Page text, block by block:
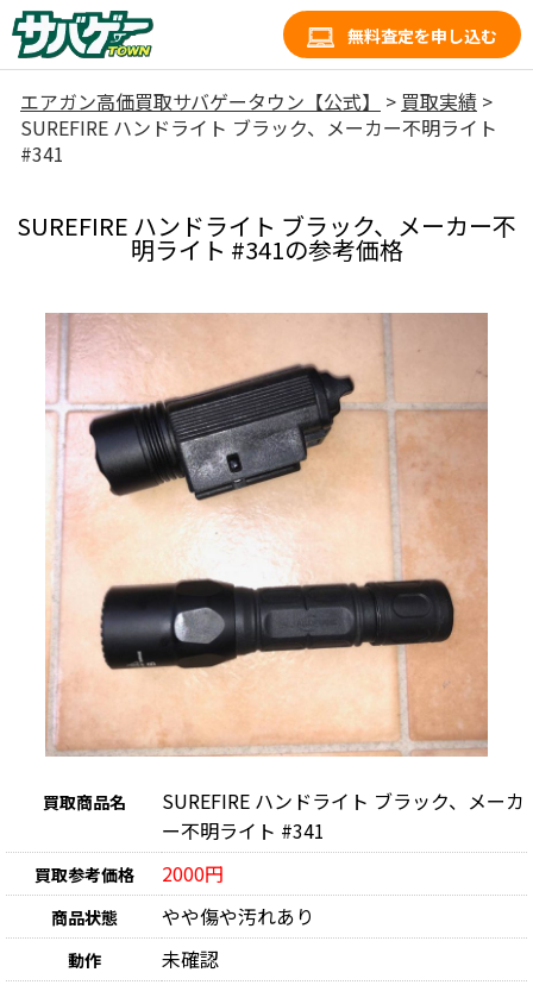
無料査定を申し込む
エアガン高価買取サバゲータウン【公式】 > 買取実績 >
SUREFIRE ハンドライト ブラック、メーカー不明ライト
#341
SUREFIRE ハンドライト ブラック、メーカー不
明ライト #341の参考価格
買取商品名
SUREFIRE ハンドライト ブラック、メーカ
ー不明ライト #341
買取参考価格 2000円
商品状態 やや傷や汚れあり
動作 未確認